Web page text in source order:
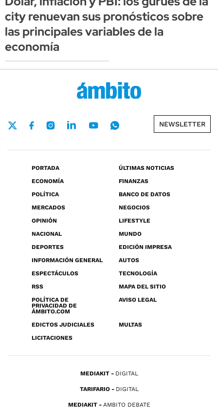
city renuevan sus pronósticos sobre
las principales variables de la
economía
NEWSLETTER
PORTADA
ÚLTIMAS NOTICIAS
ECONOMÍA
FINANZAS
POLÍTICA
BANCO DE DATOS
MERCADOS
NEGOCIOS
OPINIÓN
LIFESTYLE
NACIONAL
MUNDO
DEPORTES
EDICIÓN IMPRESA
INFORMACIÓN GENERAL
AUTOS
ESPECTÁCULOS
TECNOLOGÍA
RSS
MAPA DEL SITIO
POLÍTICA DE
PRIVACIDAD DE
ÁMBITO.COM
AVISO LEGAL
EDICTOS JUDICIALES
MULTAS
LICITACIONES
MEDIAKIT DIGITAL
TARIFARIO DIGITAL
MEDIAKIT AMBITO DEBATE